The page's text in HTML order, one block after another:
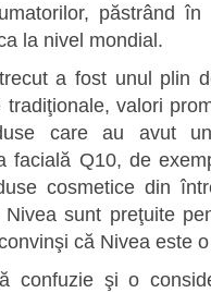
păstrând
la nivel mondial.
a fost unul plin
valori
care au avut
facială Q10, de
cosmetice din
sunt preţuite
că Nivea este
confuzie şi o